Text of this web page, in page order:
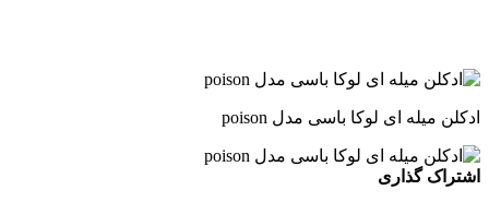
ادکلن میله ای لوکا باسی مدل poison
اشتراک گذاری